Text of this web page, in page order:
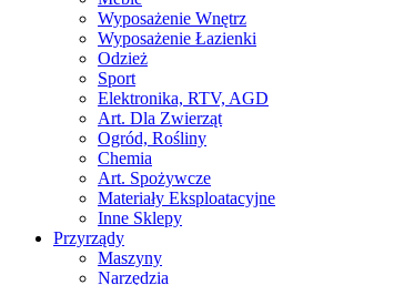
Wyposażenie Wnętrz
Wyposażenie Łazienki
Odzież
Sport
Elektronika, RTV, AGD
Art. Dla Zwierząt
Ogród, Rośliny
Chemia
Art. Spożywcze
Materiały Eksploatacyjne
Inne Sklepy
Przyrządy
Maszyny
Narzędzia